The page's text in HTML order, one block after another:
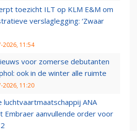
toezicht ILT op KLM E&M om
verslaglegging: ‘Zwaar
2026, 11:54
voor zomerse debutanten
ook in de winter alle ruimte
2026, 11:20
luchtvaartmaatschappij ANA
Embraer aanvullende order voor